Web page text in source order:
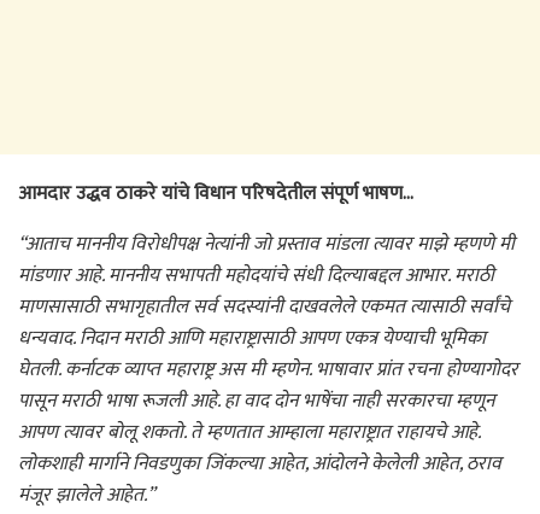
आमदार उद्धव ठाकरे यांचे विधान परिषदेतील संपूर्ण भाषण…
“आताच माननीय विरोधीपक्ष नेत्यांनी जो प्रस्ताव मांडला त्यावर माझे म्हणणे मी
मांडणार आहे. माननीय सभापती महोदयांचे संधी दिल्याबद्दल आभार. मराठी
माणसासाठी सभागृहातील सर्व सदस्यांनी दाखवलेले एकमत त्यासाठी सर्वांचे
धन्यवाद. निदान मराठी आणि महाराष्ट्रासाठी आपण एकत्र येण्याची भूमिका
घेतली. कर्नाटक व्याप्त महाराष्ट्र अस मी म्हणेन. भाषावार प्रांत रचना होण्यागोदर
पासून मराठी भाषा रूजली आहे. हा वाद दोन भाषेंचा नाही सरकारचा म्हणून
आपण त्यावर बोलू शकतो. ते म्हणतात आम्हाला महाराष्ट्रात राहायचे आहे.
लोकशाही मार्गाने निवडणुका जिंकल्या आहेत, आंदोलने केलेली आहेत, ठराव
मंजूर झालेले आहेत.”